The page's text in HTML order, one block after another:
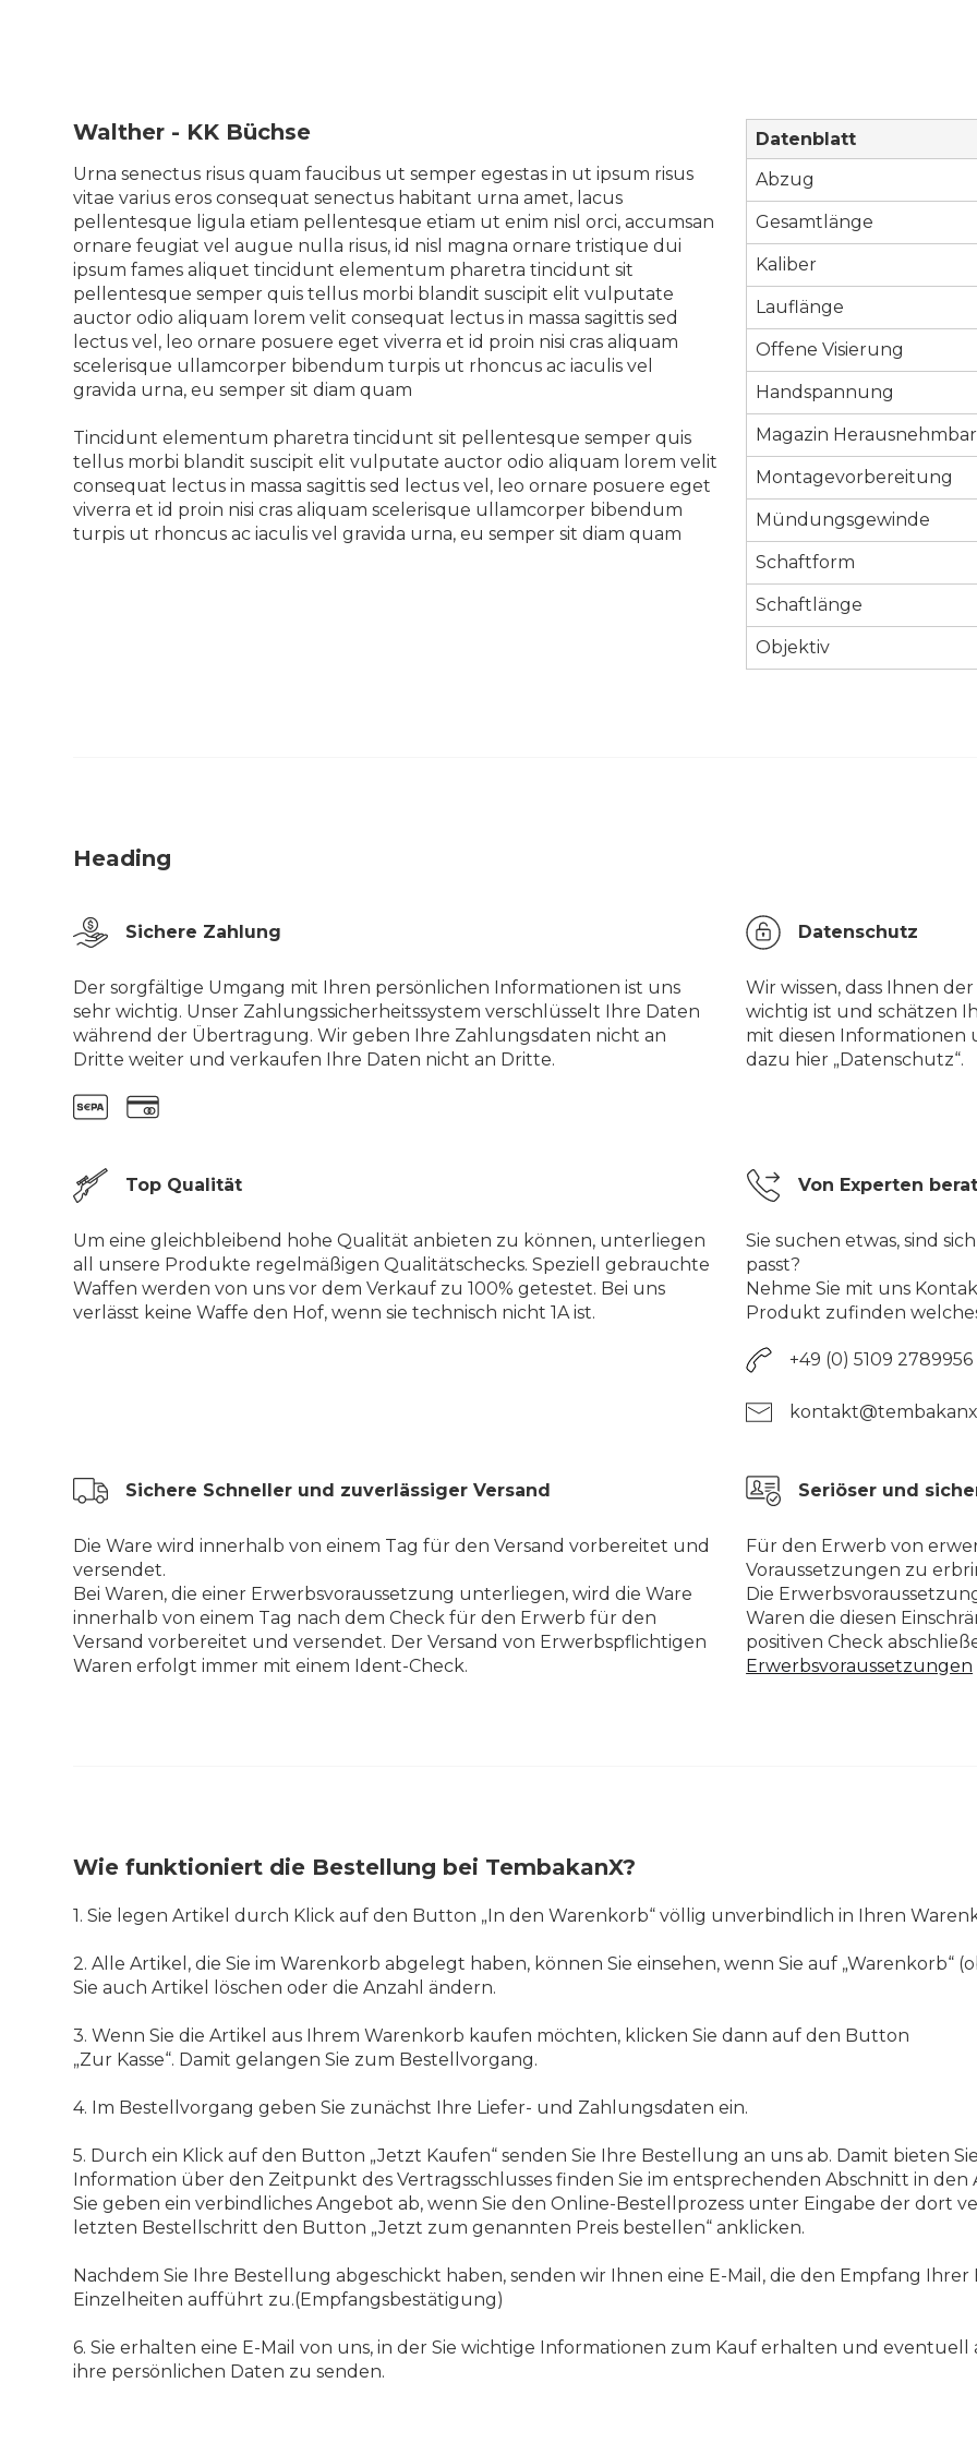
Walther - KK Büchse
Urna senectus risus quam faucibus ut semper egestas in ut ipsum risus
vitae varius eros consequat senectus habitant urna amet, lacus
pellentesque ligula etiam pellentesque etiam ut enim nisl orci, accumsan
ornare feugiat vel augue nulla risus, id nisl magna ornare tristique dui
ipsum fames aliquet tincidunt elementum pharetra tincidunt sit
pellentesque semper quis tellus morbi blandit suscipit elit vulputate
auctor odio aliquam lorem velit consequat lectus in massa sagittis sed
lectus vel, leo ornare posuere eget viverra et id proin nisi cras aliquam
scelerisque ullamcorper bibendum turpis ut rhoncus ac iaculis vel
gravida urna, eu semper sit diam quam
Tincidunt elementum pharetra tincidunt sit pellentesque semper quis
tellus morbi blandit suscipit elit vulputate auctor odio aliquam lorem velit
consequat lectus in massa sagittis sed lectus vel, leo ornare posuere eget
viverra et id proin nisi cras aliquam scelerisque ullamcorper bibendum
turpis ut rhoncus ac iaculis vel gravida urna, eu semper sit diam quam
Datenblatt
Abzug
Gesamtlänge
Kaliber
Lauflänge
Offene Visierung
Handspannung
Magazin Herausnehmbar
Montagevorbereitung
Mündungsgewinde
Schaftform
Schaftlänge
Objektiv
Heading
Sichere Zahlung
Der sorgfältige Umgang mit Ihren persönlichen Informationen ist uns
sehr wichtig. Unser Zahlungssicherheitssystem verschlüsselt Ihre Daten
während der Übertragung. Wir geben Ihre Zahlungsdaten nicht an
Dritte weiter und verkaufen Ihre Daten nicht an Dritte.
Datenschutz
Wir wissen, dass Ihnen
wichtig ist und schätzen
mit diesen Informationen
dazu hier „Datenschutz“.
Top Qualität
Um eine gleichbleibend hohe Qualität anbieten zu können, unterliegen
all unsere Produkte regelmäßigen Qualitätschecks. Speziell gebrauchte
Waffen werden von uns vor dem Verkauf zu 100% getestet. Bei uns
verlässt keine Waffe den Hof, wenn sie technisch nicht 1A ist.
Von Experten
Sie suchen etwas, sind
passt?
Nehme Sie mit uns
Produkt zufinden
+49 (0) 5109 2789956
Sichere Schneller und zuverlässiger Versand
Die Ware wird innerhalb von einem Tag für den Versand vorbereitet und
versendet.
Bei Waren, die einer Erwerbsvoraussetzung unterliegen, wird die Ware
innerhalb von einem Tag nach dem Check für den Erwerb für den
Versand vorbereitet und versendet. Der Versand von Erwerbspflichtigen
Waren erfolgt immer mit einem Ident-Check.
Seriöser und
Für den Erwerb von
Voraussetzungen zu
Die
Waren die diesen
positiven Check
Erwerbsvoraussetzungen
Wie funktioniert die Bestellung bei TembakanX?
1. Sie legen Artikel durch Klick auf den Button „In den Warenkorb“ völlig unverbindlich in Ihren
2. Alle Artikel, die Sie im Warenkorb abgelegt haben, können Sie einsehen, wenn Sie auf „Warenkorb“
Sie auch Artikel löschen oder die Anzahl ändern.
3. Wenn Sie die Artikel aus Ihrem Warenkorb kaufen möchten, klicken Sie dann auf den Button
„Zur Kasse“. Damit gelangen Sie zum Bestellvorgang.
4. Im Bestellvorgang geben Sie zunächst Ihre Liefer- und Zahlungsdaten ein.
5. Durch ein Klick auf den Button „Jetzt Kaufen“ senden Sie Ihre Bestellung an uns ab. Damit bieten
Information über den Zeitpunkt des Vertragsschlusses finden Sie im entsprechenden Abschnitt in den
Sie geben ein verbindliches Angebot ab, wenn Sie den Online-Bestellprozess unter Eingabe der dort
letzten Bestellschritt den Button „Jetzt zum genannten Preis bestellen“ anklicken.
Nachdem Sie Ihre Bestellung abgeschickt haben, senden wir Ihnen eine E-Mail, die den Empfang
Einzelheiten aufführt zu.(Empfangsbestätigung)
6. Sie erhalten eine E-Mail von uns, in der Sie wichtige Informationen zum Kauf erhalten und
ihre persönlichen Daten zu senden.